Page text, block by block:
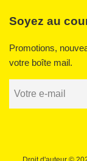
Soyez au
Promotions,
votre boîte mail.